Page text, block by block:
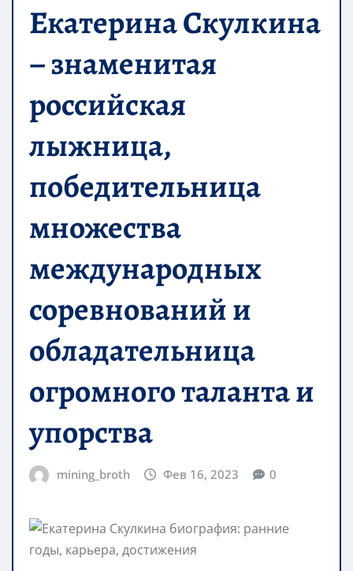
Екатерина Скулкина
– знаменитая
российская
лыжница,
победительница
множества
международных
соревнований и
обладательница
огромного таланта и
упорства
mining_broth Фев 16, 2023 0